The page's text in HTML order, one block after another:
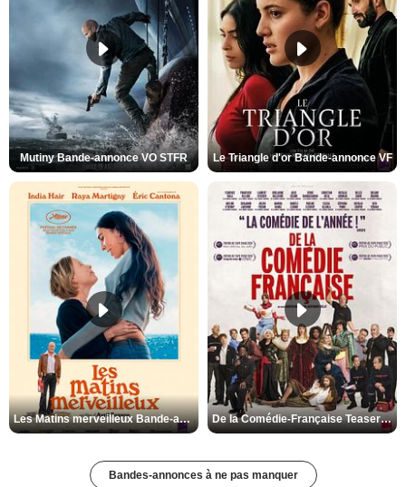
Mutiny Bande-annonce VO STFR Le Triangle d'or Bande-annonce VF
Les Matins merveilleux Bande-annonce VF De la Comédie-Française Teaser VF
Bandes-annonces à ne pas manquer